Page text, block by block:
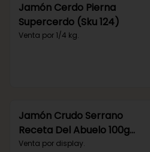
Jamón Cerdo Pierna
Supercerdo (Sku 124)
Venta por 1/4 kg.
Jamón Crudo Serrano
Receta Del Abuelo 100g
(Sku 256)
Venta por display.